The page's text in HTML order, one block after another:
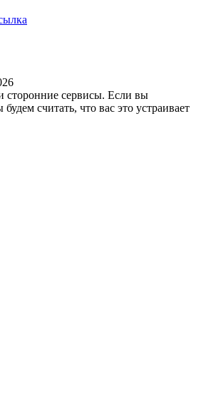
сторонние сервисы. Если вы
считать, что вас это устраивает